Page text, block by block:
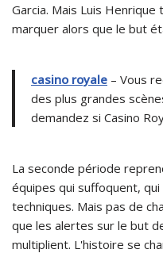
Garcia. Mais Luis
marquer alors que le but
casino royale – Vous
des plus grandes
demandez si Casino
La seconde période
équipes qui suffoquent,
techniques. Mais pas de
que les alertes sur le but
multiplient. L'histoire se